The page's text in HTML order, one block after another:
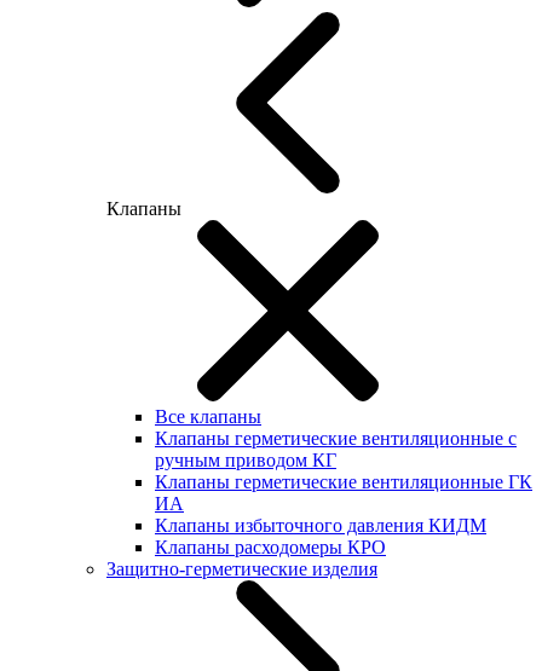
Клапаны
Все клапаны
Клапаны герметические вентиляционные с
ручным приводом КГ
Клапаны герметические вентиляционные ГК
ИА
Клапаны избыточного давления КИДМ
Клапаны расходомеры КРО
Защитно-герметические изделия